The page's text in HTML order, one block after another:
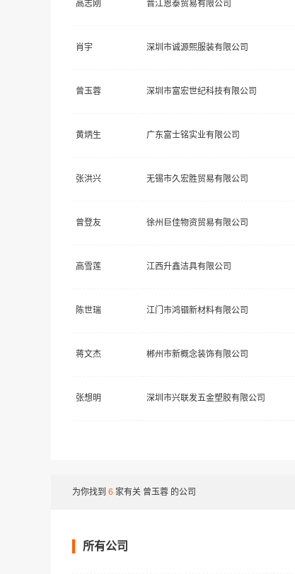
高志刚 晋江恩泰贸易有限公司
肖宇 深圳市诚源熙服装有限公司
曾玉蓉 深圳市富宏世纪科技有限公司
黄炳生 广东富士铭实业有限公司
张洪兴 无锡市久宏胜贸易有限公司
曾登友 徐州巨佳物资贸易有限公司
高雪莲 江西升鑫洁具有限公司
陈世瑞 江门市鸿锢新材料有限公司
蒋文杰 郴州市新概念装饰有限公司
张想明 深圳市兴联发五金塑胶有限公司
为你找到 6 家有关 曾玉蓉 的公司
所有公司